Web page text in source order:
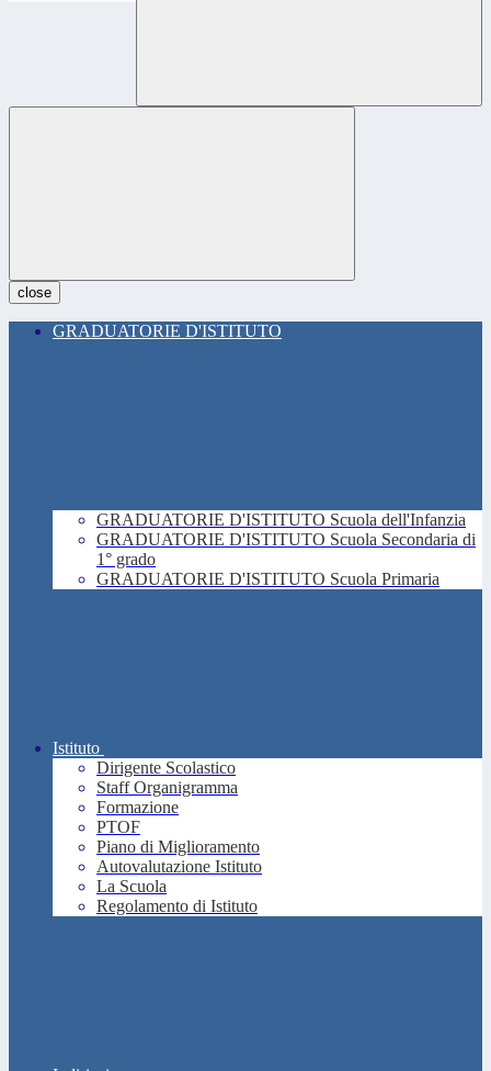
close
GRADUATORIE D'ISTITUTO
GRADUATORIE D'ISTITUTO Scuola dell'Infanzia
GRADUATORIE D'ISTITUTO Scuola Secondaria di
1° grado
GRADUATORIE D'ISTITUTO Scuola Primaria
Istituto
Dirigente Scolastico
Staff Organigramma
Formazione
PTOF
Piano di Miglioramento
Autovalutazione Istituto
La Scuola
Regolamento di Istituto